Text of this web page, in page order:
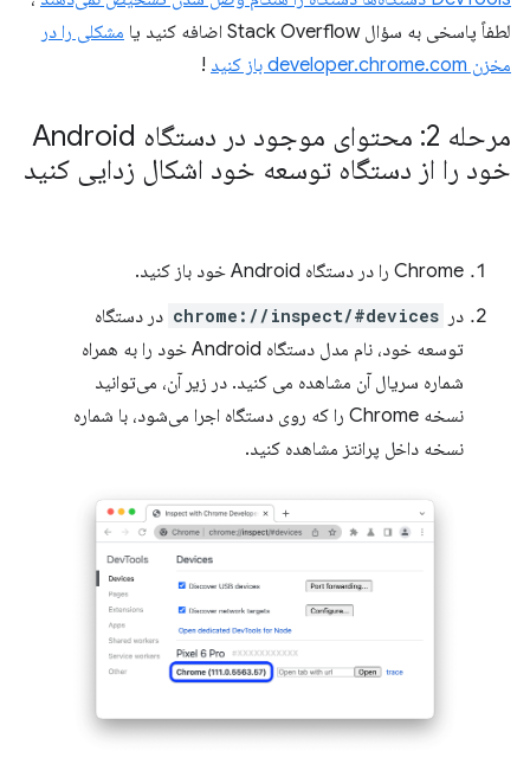
لطفاً پاسخی به سؤال Stack Overflow اضافه کنید یا
مشکلی را در
مخزن developer.chrome.com باز کنید
!
مرحله 2: محتوای موجود در دستگاه Android
خود را از دستگاه توسعه خود اشکال زدایی کنید
Chrome را در دستگاه Android خود باز کنید.
در chrome://inspect/#devices در دستگاه
توسعه خود، نام مدل دستگاه Android خود را به همراه
شماره سریال آن مشاهده می کنید. در زیر آن، می‌توانید
نسخه Chrome را که روی دستگاه اجرا می‌شود، با شماره
نسخه داخل پرانتز مشاهده کنید.